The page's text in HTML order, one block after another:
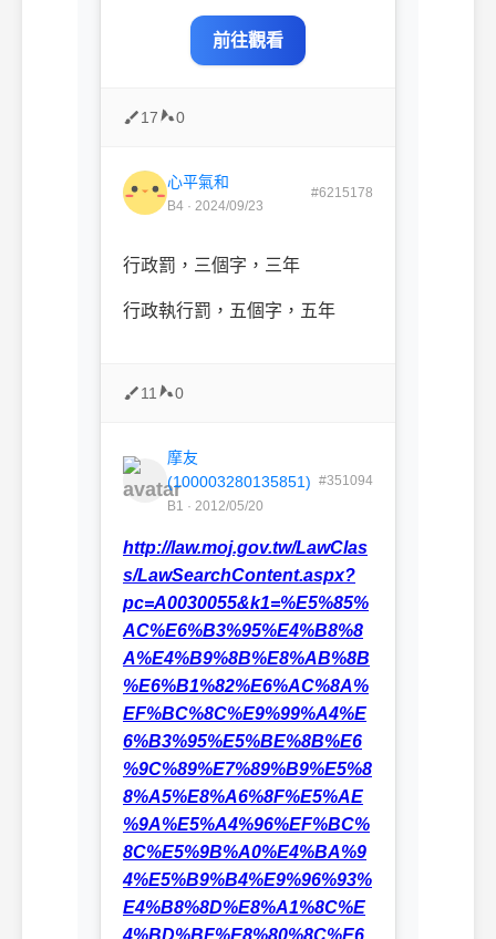
前往觀看
17 0
心平氣和
B4 · 2024/09/23
#6215178
行政罰，三個字，三年
行政執行罰，五個字，五年
11 0
摩友
(100003280135851)
B1 · 2012/05/20
#351094
http://law.moj.gov.tw/LawClas
s/LawSearchContent.aspx?
pc=A0030055&k1=%E5%85%
AC%E6%B3%95%E4%B8%8
A%E4%B9%8B%E8%AB%8B
%E6%B1%82%E6%AC%8A%
EF%BC%8C%E9%99%A4%E
6%B3%95%E5%BE%8B%E6
%9C%89%E7%89%B9%E5%8
8%A5%E8%A6%8F%E5%AE
%9A%E5%A4%96%EF%BC%
8C%E5%9B%A0%E4%BA%9
4%E5%B9%B4%E9%96%93%
E4%B8%8D%E8%A1%8C%E
4%BD%BF%E8%80%8C%E6